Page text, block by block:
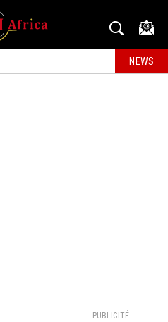
NEWS
PUBLICITÉ